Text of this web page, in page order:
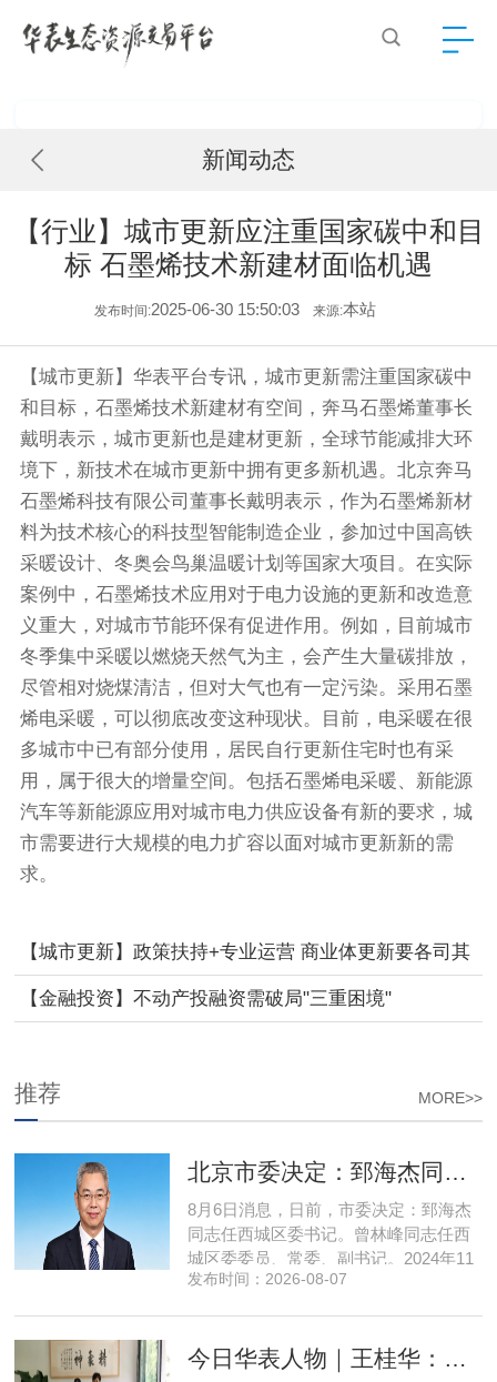
新闻动态
【行业】城市更新应注重国家碳中和目
标 石墨烯技术新建材面临机遇
发布时间:2025-06-30 15:50:03 来源:本站
【城市更新】华表平台专讯，城市更新需注重国家碳中
和目标，石墨烯技术新建材有空间，奔马石墨烯董事长
戴明表示，城市更新也是建材更新，全球节能减排大环
境下，新技术在城市更新中拥有更多新机遇。北京奔马
石墨烯科技有限公司董事长戴明表示，作为石墨烯新材
料为技术核心的科技型智能制造企业，参加过中国高铁
采暖设计、冬奥会鸟巢温暖计划等国家大项目。在实际
案例中，石墨烯技术应用对于电力设施的更新和改造意
义重大，对城市节能环保有促进作用。例如，目前城市
冬季集中采暖以燃烧天然气为主，会产生大量碳排放，
尽管相对烧煤清洁，但对大气也有一定污染。采用石墨
烯电采暖，可以彻底改变这种现状。目前，电采暖在很
多城市中已有部分使用，居民自行更新住宅时也有采
用，属于很大的增量空间。包括石墨烯电采暖、新能源
汽车等新能源应用对城市电力供应设备有新的要求，城
市需要进行大规模的电力扩容以面对城市更新新的需
求。
【城市更新】政策扶持+专业运营 商业体更新要各司其
职【金融投资】不动产投融资需破局"三重困境"
MORE>>
推荐
8月6日消息，日前，市委决定：郅海杰
同志任西城区委书记。曾林峰同志任西
城区委委员、常委、副书记。2024年11
月，郅海杰任北京市西城区委副书记，
记、区长。至此番履新。郅海杰，男，
发布时间：2026-08-07